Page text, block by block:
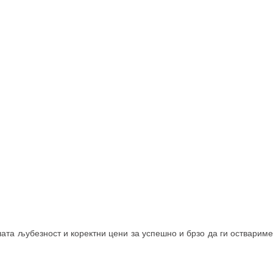
љубезност и коректни цени за успешно и брзо да ги оствариме